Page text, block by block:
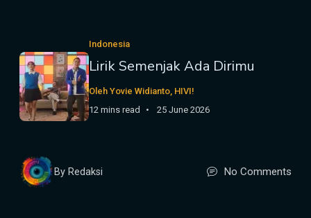
Indonesia
Lirik Semenjak Ada Dirimu
Oleh Yovie Widianto, HIVI!
12 mins read
25 June 2026
By Redaksi No Comments